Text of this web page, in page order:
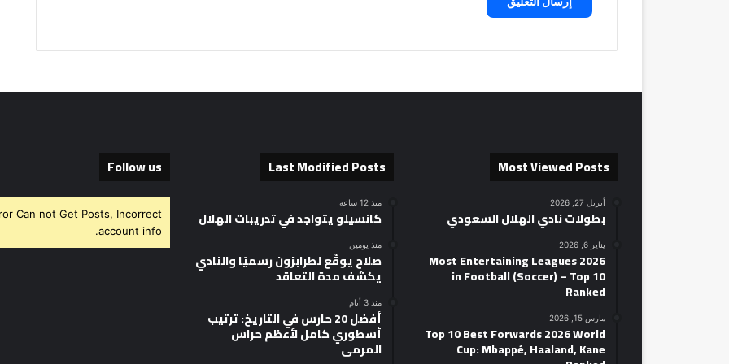
Most Viewed Posts
أبريل 27, 2026
بطولات نادي الهلال السعودي
يناير 6, 2026
2026 Most Entertaining Leagues
in Football (Soccer) – Top 10
Ranked
مارس 15, 2026
Top 10 Best Forwards 2026 World
Cup: Mbappé, Haaland, Kane
Last Modified Posts
منذ 12 ساعة
كانسيلو يتواجد في تدريبات الهلال
منذ يومين
صلاح يوقّع لطرابزون رسميًا والنادي
يكشف مدة التعاقد
منذ 3 أيام
أفضل 20 حارس في التاريخ: ترتيب
أسطوري كامل لأعظم حراس
المرمى
Follow us
Can not Get Posts, Incorrect
account info.